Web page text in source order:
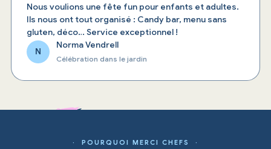
Nous voulions une fête fun pour enfants et adultes.
Ils nous ont tout organisé : Candy bar, menu sans
gluten, déco… Service exceptionnel !
N
Norma Vendrell
Célébration dans le jardin
· POURQUOI MERCI CHEFS ·